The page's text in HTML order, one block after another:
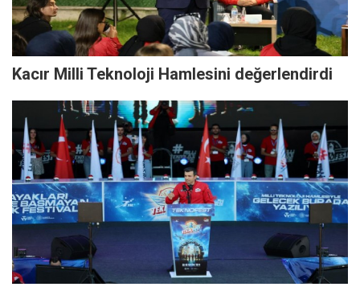
Kacır Milli Teknoloji Hamlesini değerlendirdi